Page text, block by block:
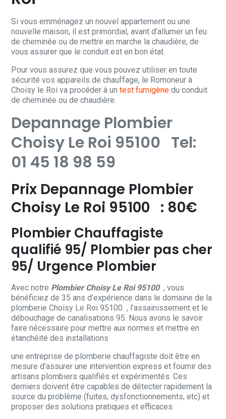
Si vous emménagez un nouvel appartement ou une
nouvelle maison, il est primordial, avant d’allumer un feu
de cheminée ou de mettre en marche la chaudière, de
vous assurer que le conduit est en bon état.
Pour vous assurez que vous pouvez utiliser en toute
sécurité vos appareils de chauffage, le Romoneur à
Choisy le Roi va procéder à untest fumigène du conduit
de cheminée ou de chaudière.
Depannage Plombier
Choisy Le Roi 95100 Tel:
01 45 18 98 59
Prix Depannage Plombier
Choisy Le Roi 95100 : 80€
Plombier Chauffagiste
qualifié 95/ Plombier pas cher
95/ Urgence Plombier
Avec notre Plombier Choisy Le Roi 95100, vous
bénéficiez de 35 ans d’expérience dans le domaine de la
plomberie Choisy Le Roi 95100 , l’assainissement et le
débouchage de canalisations 95. Nous avons le savoir
faire nécessaire pour mettre aux normes et mettre en
étanchéité des installations
une entreprise de plomberie chauffagiste doit être en
mesure d’assurer une intervention express et fournir des
artisans plombiers qualifiés et expérimentés. Ces
derniers doivent être capables de détecter rapidement la
source du problème (fuites, dysfonctionnements, etc) et
proposer des solutions pratiques et efficaces.